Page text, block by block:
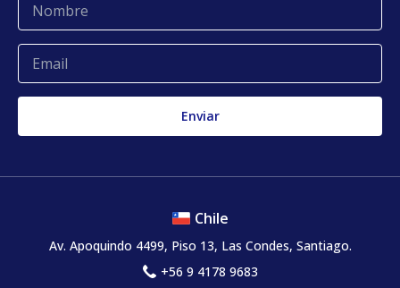
Glosario
Quejas y reclamos
Chile
Av. Apoquindo 4499, Piso 13, Las Condes, Santiago.
+56 9 4178 9683